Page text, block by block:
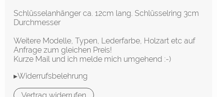
Schlüsselanhänger ca. 12cm lang. Schlüsselring 3cm
Durchmesser
Weitere Modelle, Typen, Lederfarbe, Holzart etc auf
Anfrage zum gleichen Preis!
Kurze Mail und ich melde mich umgehend :-)
▸Widerrufsbelehrung